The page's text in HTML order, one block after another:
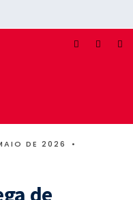
DE 2026
•
de